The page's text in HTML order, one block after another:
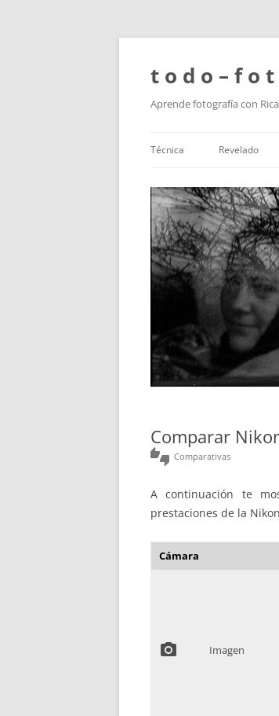
t o d o – f o
Aprende fotografía con
Técnica Revelado
Comparar
thumbs_up_down Comparativas
A continuación te
prestaciones de la
Cámara
photo_camera Imagen